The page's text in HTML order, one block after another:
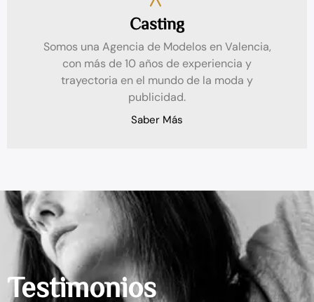
Casting
Somos una Agencia de Modelos en Valencia,
con más de 10 años de experiencia y
trayectoria en el mundo de la moda y
publicidad.
Saber Más
Testimonios